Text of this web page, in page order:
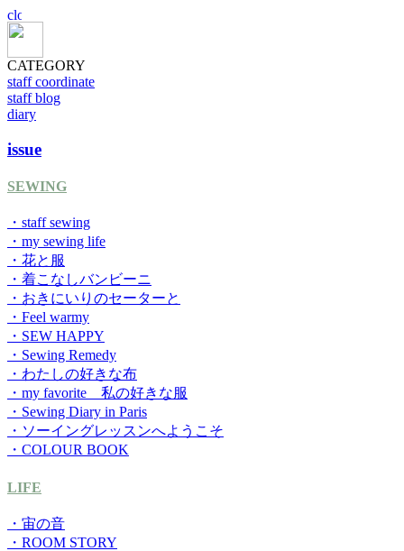
CATEGORY
staff coordinate
staff blog
diary
issue
SEWING
・staff sewing
・my sewing life
・花と服
・着こなしバンビーニ
・おきにいりのセーターと
・Feel warmy
・SEW HAPPY
・Sewing Remedy
・わたしの好きな布
・my favorite 私の好きな服
・Sewing Diary in Paris
・ソーイングレッスンへようこそ
・COLOUR BOOK
LIFE
・宙の音
・ROOM STORY